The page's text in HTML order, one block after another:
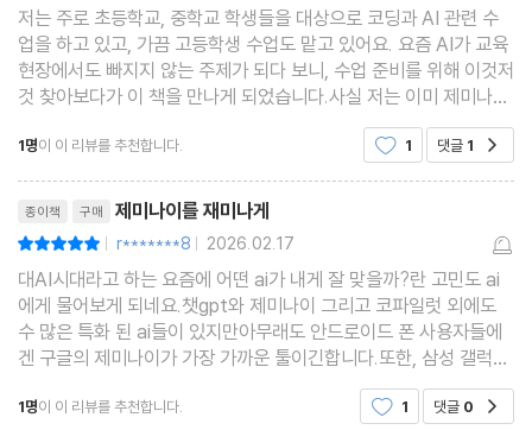
__하면 된다!} 개발 지식 없이 쉽게 웹페이지 만들기
__하면 된다!} 정보를 한눈에 전달하는 인포그래픽 만들기
02-3 자료 분석 전문가, 딥 리서치
__자료 조사부터 보고서 작성까지 한 번에! 딥 리서치
__하면 된다!} 심층 자료 조사 보고서 만들기
02-4 자주 하는 작업에는 젬을 활용하자!
__제미나이의 챗봇, 젬!
__하면 된다!} 매일 쓰는 나만의 젬 만들기
02-5 생산성 향상부터 여행 계획까지! 구글 서비스 연동하기
__제미나이 안에서 모두 해결! ? 일정 검색부터 이메일 관리까지
__하면 된다!} 제미나이로 지메일 속 특정 인물과의 대화 찾기
저는 주로 초등학교, 중학교 학생들을 대상으로 코딩과 AI 관련 수
업을 하고 있고, 가끔 고등학생 수업도 맡고 있어요. 요즘 AI가 교육
현장에서도 빠지지 않는 주제가 되다 보니, 수업 준비를 위해 이것저
것 찾아보다가 이 책을 만나게 되었습니다.사실 저는 이미 제미나
이 PRO를 구독해서 쓰고 있는 상태였어요. 그래서 "이미 좀 쓸 줄
아는데, 이 책이 나한테도 도움이 될까?" 하는 마
1명이 이 리뷰를 추천합니다. 1 댓글 1
종이책 구매 제미나이를 재미나게
| r*******8 | 2026.02.17
대AI시대라고 하는 요즘에 어떤 ai가 내게 잘 맞을까?란 고민도 ai
에게 물어보게 되네요.챗gpt와 제미나이 그리고 코파일럿 외에도
수 많은 특화 된 ai들이 있지만아무래도 안드로이드 폰 사용자들에
겐 구글의 제미나이가 가장 가까운 툴이긴합니다.또한, 삼성 갤럭시
폰을 사용하는 유저라면 더 더욱 제미나이가 가까운 툴이죠.된다!
시리즈는 원체 유명하기도 하고 다른 된다! 시리즈를
1명이 이 리뷰를 추천합니다. 1 댓글 0